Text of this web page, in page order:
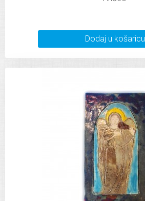
Dodaj u košaricu